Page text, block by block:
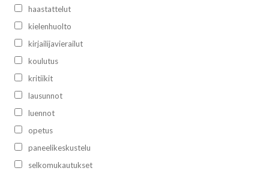
haastattelut
kielenhuolto
kirjailijavierailut
koulutus
kritiikit
lausunnot
luennot
opetus
paneelikeskustelu
selkomukautukset